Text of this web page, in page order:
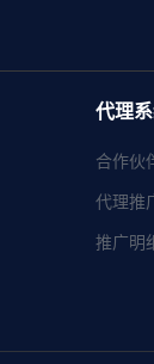
代理
合作伙
代理推
推广明